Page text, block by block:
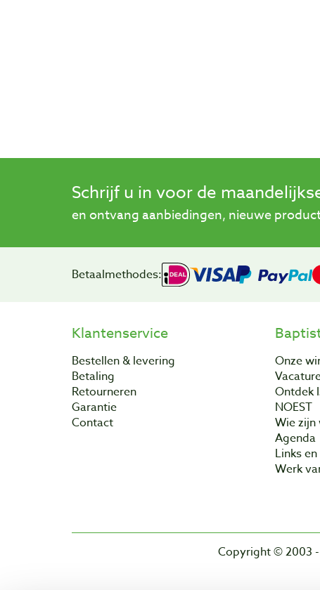
Schrijf u in voor de
en ontvang aanbiedingen, nieuwe
Betaalmethodes:
Klantenservice
Bestellen & levering
Betaling
Retourneren
Garantie
Contact
Onze
Ontdek
NOEST
Wie zijn
Agenda
Links
Werk
Copyright © 2003